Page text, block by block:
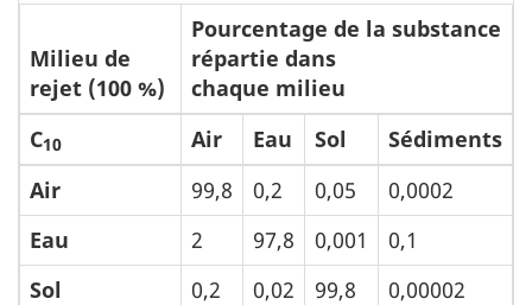
Milieu de
rejet (100 %)
Pourcentage de la substance
répartie dans
chaque milieu
C10 Air Eau Sol
Sédiments
Air
99,8 0,2 0,05
0,0002
Eau
2 97,8 0,001
0,1
Sol
0,2 0,02 99,8 0,00002